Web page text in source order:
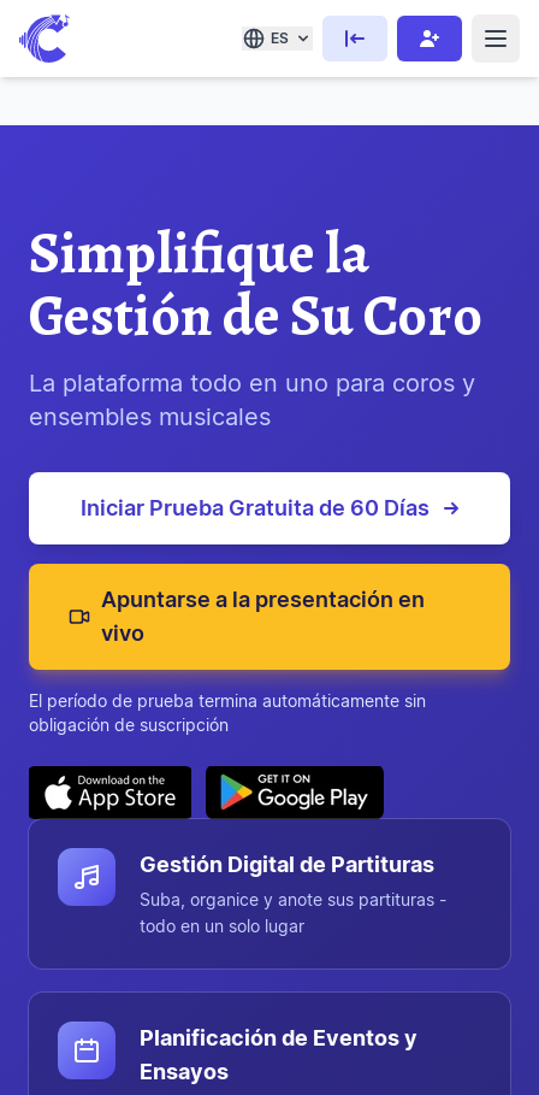
ES
Simplifique la
Gestión de Su Coro
La plataforma todo en uno para coros y
ensembles musicales
Iniciar Prueba Gratuita de 60 Días
Apuntarse a la presentación en
vivo
El período de prueba termina automáticamente sin
obligación de suscripción
Chorilo de un vistazo
Gestión Digital de Partituras
Suba, organice y anote sus partituras -
todo en un solo lugar
Planificación de Eventos y
Ensayos